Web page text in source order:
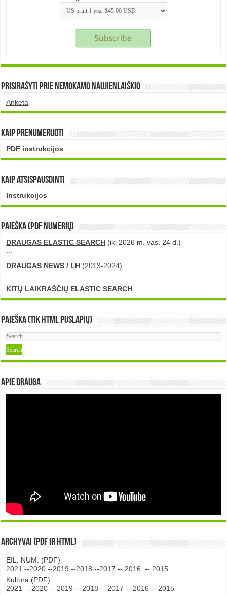
Prisirašyti prie nemokamo naujienlaiškio
Anketa
Kaip prenumeruoti
PDF instrukcijos
Kaip atsispausdinti
Instrukcijos
PAIEŠKA (PDF numerių)
DRAUGAS ELASTIC SEARCH (iki 2026 m. vas. 24 d.)
DRAUGAS NEWS / LH (2013-2024)
KITŲ LAIKRAŠČIŲ ELASTIC SEARCH
Paieška (tik HTML puslapių)
Apie DRAUGA
Archyvai (PDF ir HTML)
EIL. NUM. (PDF)
2021 --2020 --2019 --2018 --2017 -- 2016 -- 2015
Kultūra (PDF)
2021 -- 2020 -- 2019 -- 2018 -- 2017 -- 2016 -- 2015